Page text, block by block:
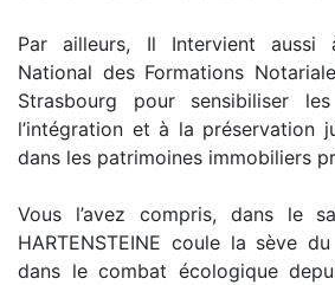
Par ailleurs, Il Intervient aussi
National des Formations
Strasbourg pour sensibiliser
l’intégration et à la préservation
dans les patrimoines immobiliers
Vous l’avez compris, dans le
HARTENSTEINE coule la sève
dans le combat écologique